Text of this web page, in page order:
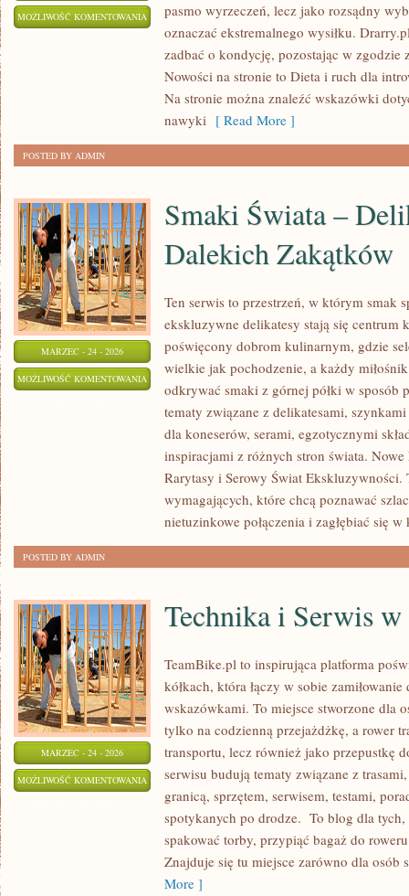
MOŻLIWOŚĆ KOMENTOWANIA DIETA
RUCH
INTROWERTYKÓW
pasmo wyrzeczeń, lecz jako rozsądny
oznaczać ekstremalnego wysiłku.
zadbać o kondycję, pozostając w zgodzie
Nowości na stronie to Dieta i ruch dla
Na stronie można znaleźć wskazówki
nawyki [ Read More ]
POSTED BY ADMIN
MARZEC - 24 - 2026
MOŻLIWOŚĆ KOMENTOWANIA
ZAKĄTKÓW
Smaki Świata –
Dalekich Zakątków
Ten serwis to przestrzeń, w którym smak
ekskluzywne delikatesy stają się centrum
poświęcony dobrom kulinarnym, gdzie
wielkie jak pochodzenie, a każdy
odkrywać smaki z górnej półki w sposób
tematy związane z delikatesami,
dla koneserów, serami, egzotycznymi
inspiracjami z różnych stron świata.
Rarytasy i Serowy Świat Ekskluzywności.
wymagających, które chcą poznawać
nietuzinkowe połączenia i zagłębiać się w
POSTED BY ADMIN
MARZEC - 24 - 2026
MOŻLIWOŚĆ KOMENTOWANIA TECHNIKA
SERWIS
PODRÓŻY
Technika i Serwis
TeamBike.pl to inspirująca platforma
kółkach, która łączy w sobie
wskazówkami. To miejsce stworzone dla
tylko na codzienną przejażdżkę, a rower
transportu, lecz również jako przepustkę
serwisu budują tematy związane z
granicą, sprzętem, serwisem, testami,
spotykanych po drodze. To blog dla
spakować torby, przypiąć bagaż do
Znajduje się tu miejsce zarówno dla osób
More ]